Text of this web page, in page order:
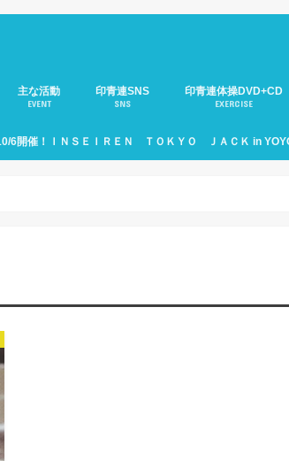
ご紹介
主な活動
EVENT
役員会のご紹介
印青連ニュース
移動サロンのご紹介
大人の運動会
サミットのご紹介
印青連・駅伝部のご紹介
見本市のご紹介
支援活動のご紹介
10周年記念式典
印青連バナーのご紹介
印青連SNS
SNS
印青連体操DVD+CD
EXERCISE
6開催！ＩＮＳＥＩＲＥＮ ＴＯＫＹＯ ＪＡＣＫ in